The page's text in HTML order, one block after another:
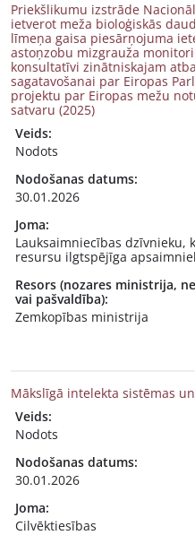
Priekšlikumu izstrāde
ietverot meža bioloģiskās
līmeņa gaisa piesārņojuma
astoņzobu mizgrauža
konsultatīvi zinātniskajam
sagatavošanai par Eiropas
projektu par Eiropas mežu
satvaru (2025)
Veids:
Nodots
Nodošanas datums:
30.01.2026
Joma:
Lauksaimniecības dzīvnieku,
resursu ilgtspējīga
Resors (nozares ministrija,
vai pašvaldība):
Zemkopības ministrija
Mākslīgā intelekta sistēmas
Veids:
Nodots
Nodošanas datums:
30.01.2026
Joma:
Cilvēktiesības